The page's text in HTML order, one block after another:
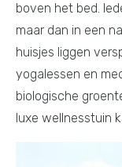
boven het bed.
maar dan in een
huisjes liggen
yogalessen en
biologische
luxe wellnesstuin